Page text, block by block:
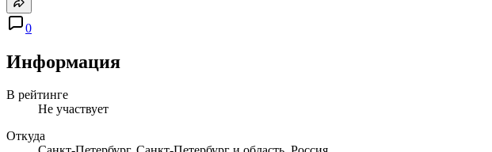
0
Информация
В рейтинге
Не участвует
Откуда